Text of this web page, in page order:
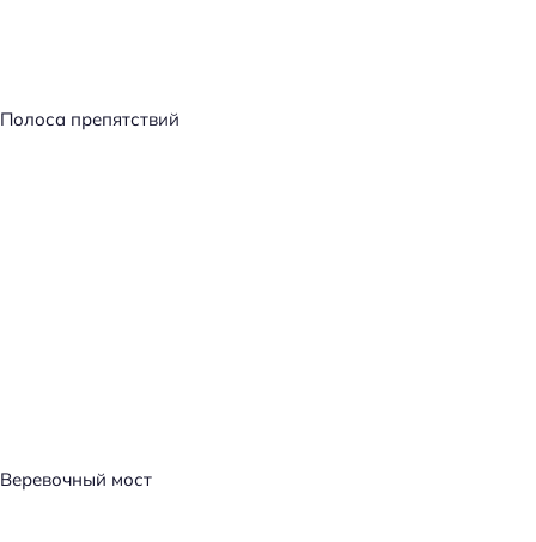
Полоса препятствий
Веревочный мост